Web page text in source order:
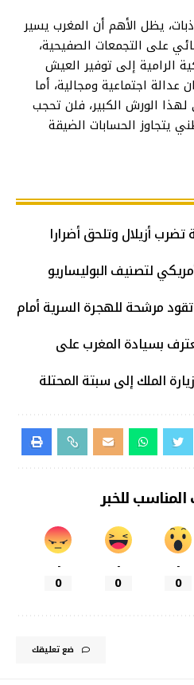
يظل الأهم أن المغرب يسير
على التجمعات الصفيحية،
الرامية إلى توفير العيش
عدالة اجتماعية ومجالية، أما
الورش الكبير، فلن تحجب
يتجاوز الحسابات الضيقة
أزيلال وتلحق أضرارا
لتصنيف البوليساريو
مرشحة للهجرة السرية أمام
بسيادة المغرب على
الملك إلى سبتة المحتلة
للخبر
-
0
-
0
-
0
ضع تعليقك